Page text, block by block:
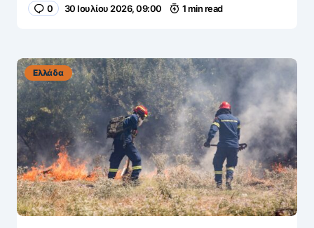
0 30 Ιουλίου 2026, 09:00 1 min read
Ελλάδα